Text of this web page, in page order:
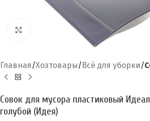
Главная Хозтовары Всё для уборки
Совок для мусора пластиковый
голубой (Идея)